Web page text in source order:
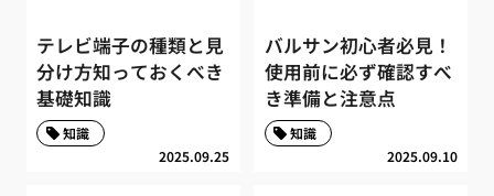
テレビ端子の種類と見
分け方知っておくべき
基礎知識
2025.09.25
知識
バルサン初心者必見！
使用前に必ず確認すべ
き準備と注意点
2025.09.10
知識